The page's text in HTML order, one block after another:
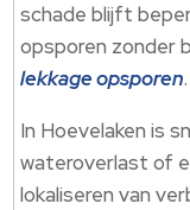
schade blijft
opsporen zonder
lekkage opsporen.​
In Hoevelaken is
wateroverlast of
lokaliseren van